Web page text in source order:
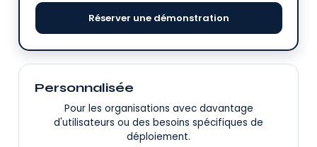
Réserver une démonstration
Personnalisée
Pour les organisations avec davantage
d'utilisateurs ou des besoins spécifiques de
déploiement.